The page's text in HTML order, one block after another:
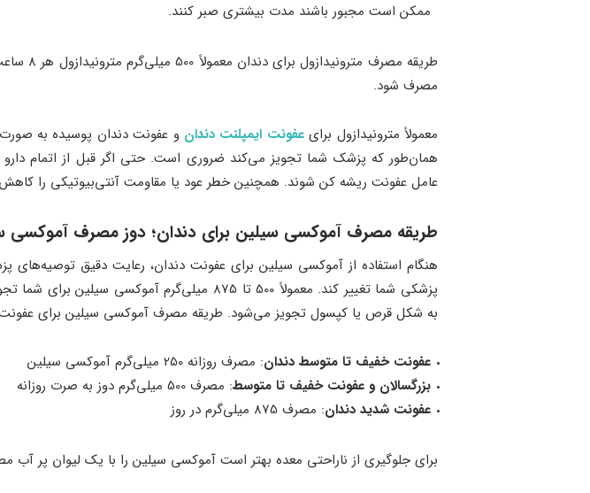
ممکن است مجبور باشند مدت بیشتری صبر کنند.
مصرف شود.
معمولاً مترونیدازول برایعفونت ایمپلنت دندان و عفونت دندان پوسیده به
همان‌طور که پزشک شما تجویز می‌کند ضروری است. حتی اگر قبل از اتمام
عامل عفونت ریشه کن شوند. همچنین خطر عود یا مقاومت آنتی‌بیوتیکی را
طریقه مصرف آموکسی سیلین برای دندان؛ دوز مصرف آموکسی
هنگام استفاده از آموکسی سیلین برای عفونت دندان، رعایت دقیق
به شکل قرص یا کپسول تجویز می‌شود. طریقه مصرف آموکسی سیلین برای
عفونت خفیف تا متوسط دندان: مصرف روزانه 250 میلی‌گرم آموکسی سیلین
بزرگسالان و عفونت خفیف تا متوسط: مصرف 500 میلی‌گرم دوز به صرت روزانه
عفونت شدید دندان: مصرف 875 میلی‌گرم در روز
برای جلوگیری از ناراحتی معده بهتر است آموکسی سیلین را با یک لیوان پر